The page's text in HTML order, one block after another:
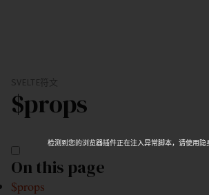
SVELTE符文
$props
On this page
$props
检测到您的浏览器插件正在注入异常脚本，请使用隐